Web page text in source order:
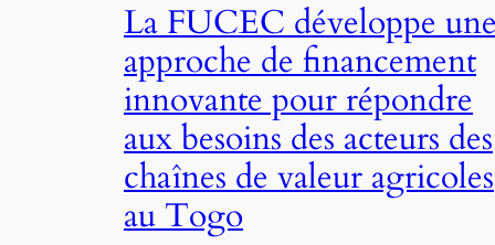
La FUCEC développe
approche de financement
innovante pour répondre
aux besoins des acteurs des
chaînes de valeur agricoles
au Togo